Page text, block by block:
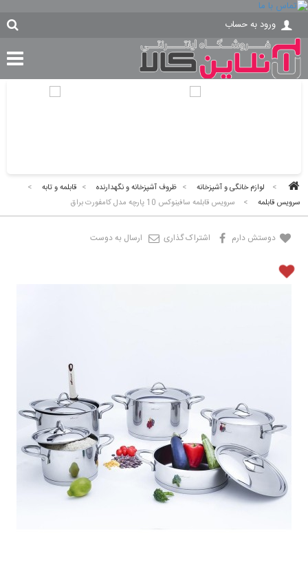
ورود به حساب
> لوازم خانگی و آشپزخانه > ظروف آشپزخانه و نگهدارنده > قابلمه و تابه
>
سرویس قابلمه
> سرویس قابلمه سافینوکس 10 پارچه مدل کامفورت براق
دوستش دارم اشتراک گذاری ارسال به دوست